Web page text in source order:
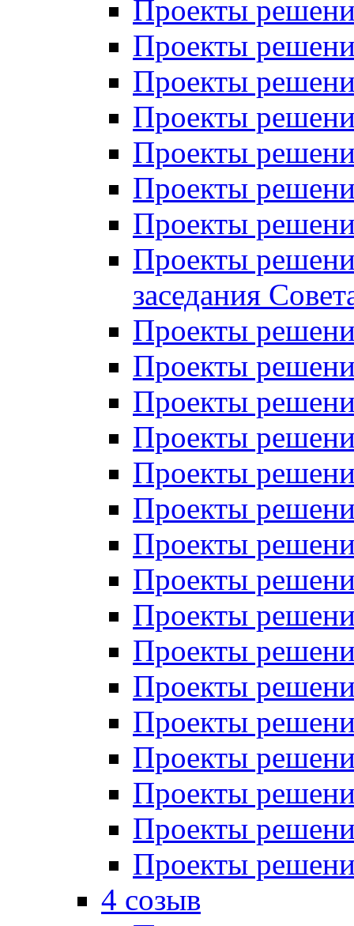
Проекты
Проекты
Проекты
Проекты
Проекты
Проекты
Проекты
Проекты
заседания
Проекты
Проекты
Проекты
Проекты
Проекты
Проекты
Проекты
Проекты
Проекты
Проекты
Проекты
Проекты
Проекты
Проекты
Проекты
Проекты
4 созыв